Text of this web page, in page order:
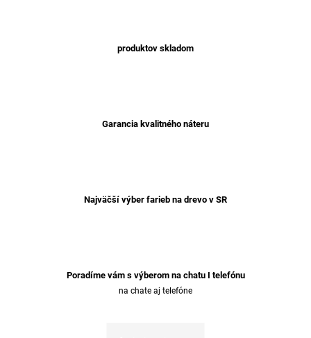
produktov skladom
Garancia kvalitného náteru
Najväčší výber farieb na drevo v SR
Poradíme vám s výberom na chatu I telefónu
na chate aj telefóne